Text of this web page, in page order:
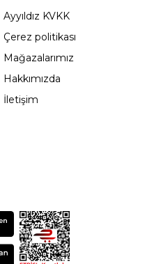
Ayyıldız KVKK
Çerez politikası
Mağazalarımız
Hakkımızda
İletişim